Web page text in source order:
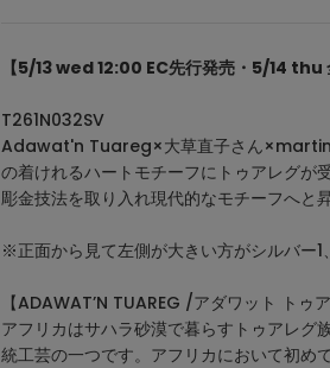
【5/13 wed 12:00 EC先行発売・5/14 thu
T261N032SV
Adawat'n Tuareg×大草直子さん
の着けれるハートモチーフにトゥアレグが
彫金技法を取り入れ現代的なモチーフへと
※正面から見て左側が大きい方がシルバー1
【ADAWAT’N TUAREG /アダワット トゥア
アフリカはサハラ砂漠で暮らすトゥアレグ
統工芸の一つです。アフリカにおいて初め